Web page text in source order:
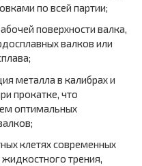
по всей партии;
поверхности валка,
валков или
металла в калибрах и
прокатке, что
оптимальных
клетях современных
трения,